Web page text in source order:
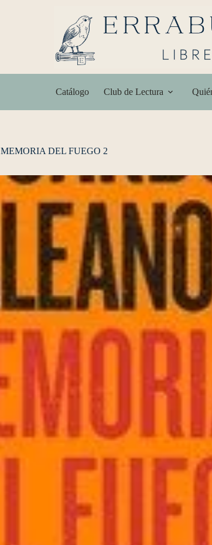
Catálogo Club de Lectura
MEMORIA DEL FUEGO 2